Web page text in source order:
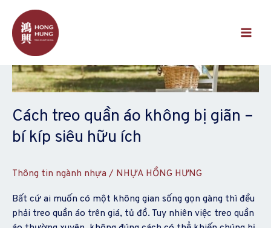
nội
dung
Cách treo quần áo không bị giãn –
bí kíp siêu hữu ích
Thông tin ngành nhựa / NHỰA HỒNG HƯNG
Bất cứ ai muốn có một không gian sống gọn gàng thì đều
phải treo quần áo trên giá, tủ đồ. Tuy nhiên việc treo quần
Cách
treo
quần
áo
không
bị
giãn
–
bí
kíp
Phân
trang
bài
đăng